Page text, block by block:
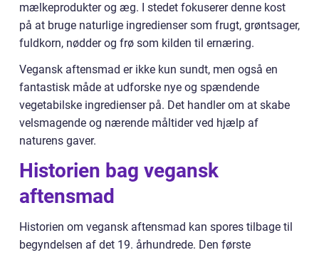
mælkeprodukter og æg. I stedet fokuserer denne kost
på at bruge naturlige ingredienser som frugt, grøntsager,
fuldkorn, nødder og frø som kilden til ernæring.
Vegansk aftensmad er ikke kun sundt, men også en
fantastisk måde at udforske nye og spændende
vegetabilske ingredienser på. Det handler om at skabe
velsmagende og nærende måltider ved hjælp af
naturens gaver.
Historien bag vegansk
aftensmad
Historien om vegansk aftensmad kan spores tilbage til
begyndelsen af det 19. århundrede. Den første